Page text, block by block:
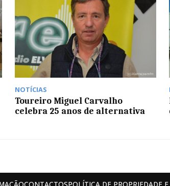
NOTÍCIAS
Toureiro Miguel Carvalho
celebra 25 anos de alternativa